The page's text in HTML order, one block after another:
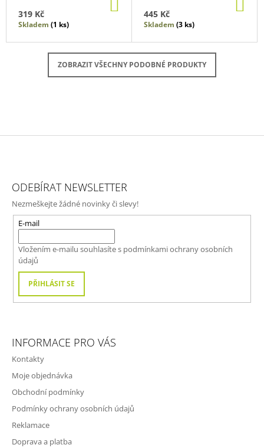
319 Kč KOŠÍKU
Skladem (1 ks)
445 Kč
Skladem (3 ks)
ZOBRAZIT VŠECHNY PODOBNÉ PRODUKTY
ODEBÍRAT NEWSLETTER
Nezmeškejte žádné novinky či slevy!
E-mail
Vložením e-mailu souhlasíte s podmínkami ochrany osobních
údajů
PŘIHLÁSIT SE
INFORMACE PRO VÁS
Kontakty
Moje objednávka
Obchodní podmínky
Podmínky ochrany osobních údajů
Reklamace
Doprava a platba